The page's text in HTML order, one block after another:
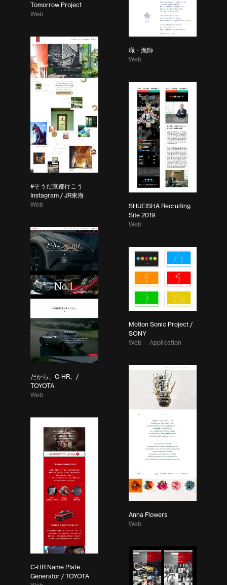
Tomorrow Project
Web
職・漁師
Web
#そうだ京都行こう
Instagram / JR東海
Web
SHUEISHA Recruiting
Site 2019
Web
だから、C-HR。/
TOYOTA
Web
Motion Sonic Project /
SONY
Web
Application
Anna Flowers
Web
C-HR Name Plate
Generator / TOYOTA